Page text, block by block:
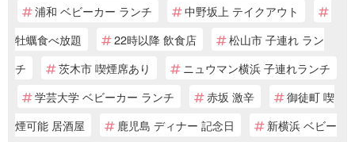
浦和 ベビーカー ランチ
中野坂上 テイクアウト
牡蠣食べ放題
22時以降 飲食店
松山市 子連れ ラン
チ
茨木市 喫煙席あり
ニュウマン横浜 子連れランチ
学芸大学 ベビーカー ランチ
赤坂 激辛
御徒町 喫
煙可能 居酒屋
鹿児島 ディナー 記念日
新横浜 ベビー